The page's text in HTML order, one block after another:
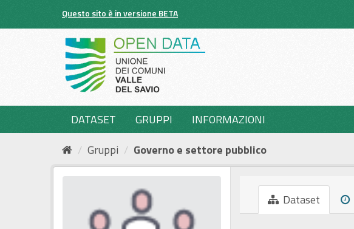
Questo sito è in versione BETA
DATASET GRUPPI
INFORMAZIONI
Gruppi
Governo e settore pubblico
Dataset